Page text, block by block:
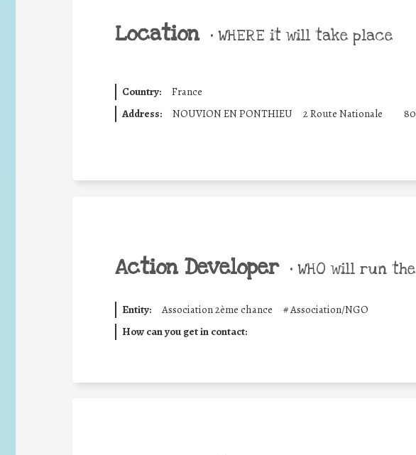
Location • WHERE it will take place
Country:
France
Address:
NOUVION EN PONTHIEU 2 Route Nationale
Action Developer • WHO will run
Entity: Association 2ème chance #Association/NGO
How can you get in contact: